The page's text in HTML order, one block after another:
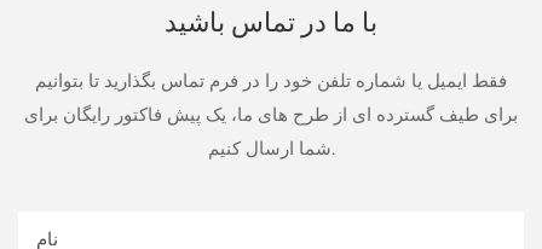
با ما در تماس باشید
فقط ایمیل یا شماره تلفن خود را در فرم تماس بگذارید تا بتوانیم
برای طیف گسترده ای از طرح های ما، یک پیش فاکتور رایگان برای
شما ارسال کنیم.
نام